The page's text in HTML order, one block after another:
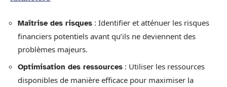
Maîtrise des risques : Identifier et atténuer les risques
financiers potentiels avant qu’ils ne deviennent des
problèmes majeurs.
Optimisation des ressources : Utiliser les ressources
disponibles de manière efficace pour maximiser la